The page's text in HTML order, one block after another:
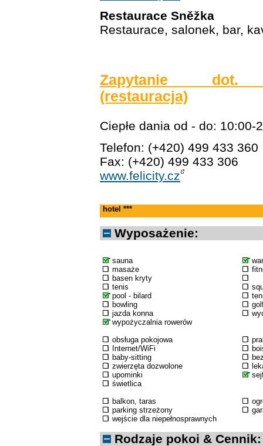
Restaurace Sněžka
Restaurace, salonek, bar,
Zapytanie dot.
(restauracja)
Ciepłe dania od - do: 10:00-
Telefon: (+420) 499 433 360
Fax: (+420) 499 433 306
www.felicity.cz
hotel ***
Wyposażenie:
sauna
masaże
basen kryty
tenis
pool - bilard
bowling
jazda konna
wypożyczalnia rowerów
obsługa pokojowa
Internet/WiFi
baby-sitting
zwierzęta dozwolone
upominki
świetlica
balkon, taras
parking strzeżony
wejście dla niepełnosprawnych
Rodzaje pokoi & Cennik: